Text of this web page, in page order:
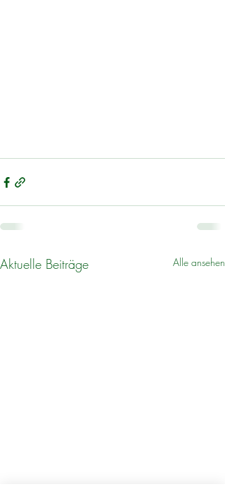
Aktuelle Beiträge Alle ansehen